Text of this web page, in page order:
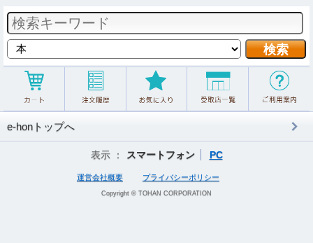
e-honトップへ
表示 ： スマートフォン PC
運営会社概要 プライバシーポリシー
Copyright © TOHAN CORPORATION